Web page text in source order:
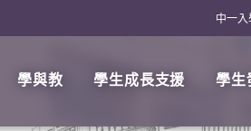
中一入
學與教 學生成長支援 學生